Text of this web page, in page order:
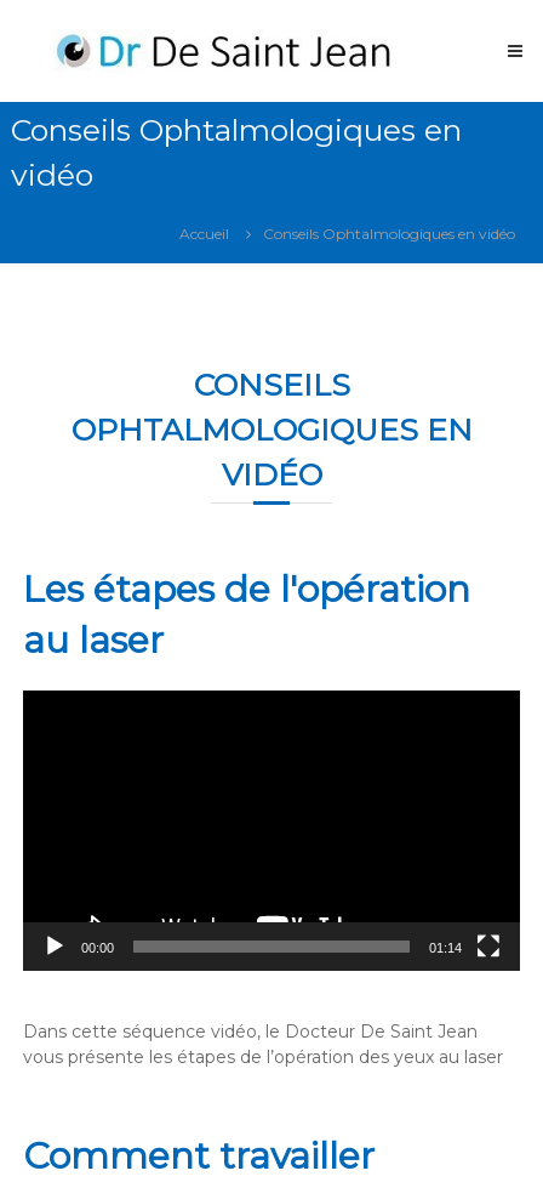
contenu
Operation
des
Laser
Marseille
Opération
des
Conseils Ophtalmologiques en
vidéo
Accueil Conseils Ophtalmologiques en vidéo
CONSEILS
OPHTALMOLOGIQUES EN
VIDÉO
Les étapes de l'opération
au laser
00:00 01:14
Dans cette séquence vidéo, le Docteur De Saint Jean
vous présente les étapes de l’opération des yeux au laser
Comment travailler